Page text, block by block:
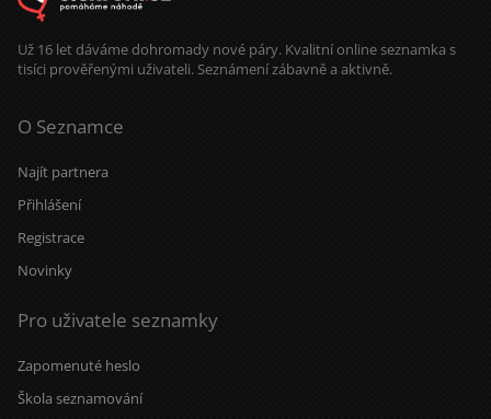
Už 16 let dáváme dohromady nové páry. Kvalitní online seznamka s
tisíci prověřenými uživateli. Seznámení zábavně a aktivně.
O Seznamce
Najít partnera
Přihlášení
Registrace
Novinky
Pro uživatele seznamky
Zapomenuté heslo
Škola seznamování